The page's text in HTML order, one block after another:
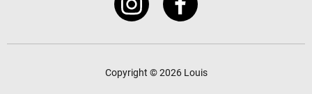
Copyright © 2026 Louis